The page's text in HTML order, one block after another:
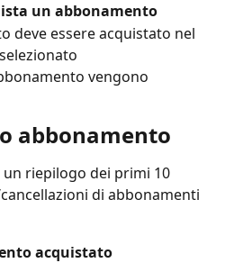
un abbonamento
deve essere acquistato nel
vengono
abbonamento
riepilogo dei primi 10
di abbonamenti
acquistato